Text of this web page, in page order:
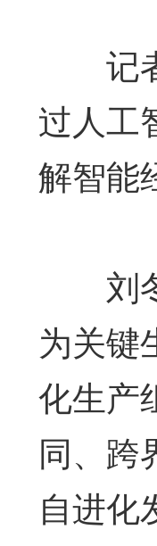
记者
过人工
解智能
刘冬
为关键
化生产
同、跨
自进化